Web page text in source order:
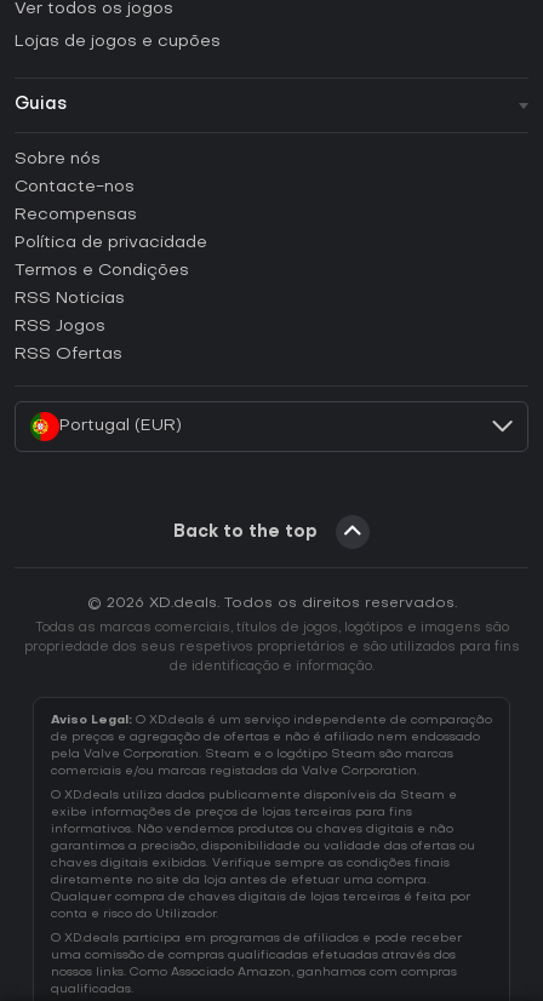
Ver todos os jogos
Lojas de jogos e cupões
Guias
Como ativar uma CD Key Steam?
Como ativar uma CD Key Epic Games?
Como ativar uma CD Key GOG?
Como ativar uma CD Key Ubisoft Connect?
Sobre nós
Contacte-nos
Recompensas
Política de privacidade
Termos e Condições
RSS Noticias
RSS Jogos
RSS Ofertas
Portugal (EUR)
Back to the top
© 2026 XD.deals. Todos os direitos reservados.
Todas as marcas comerciais, títulos de jogos, logótipos e imagens são
propriedade dos seus respetivos proprietários e são utilizados para fins
de identificação e informação.
Aviso Legal: O XD.deals é um serviço independente de comparação
de preços e agregação de ofertas e não é afiliado nem endossado
pela Valve Corporation. Steam e o logótipo Steam são marcas
comerciais e/ou marcas registadas da Valve Corporation.
O XD.deals utiliza dados publicamente disponíveis da Steam e
exibe informações de preços de lojas terceiras para fins
informativos. Não vendemos produtos ou chaves digitais e não
garantimos a precisão, disponibilidade ou validade das ofertas ou
chaves digitais exibidas. Verifique sempre as condições finais
diretamente no site da loja antes de efetuar uma compra.
Qualquer compra de chaves digitais de lojas terceiras é feita por
conta e risco do Utilizador.
O XD.deals participa em programas de afiliados e pode receber
uma comissão de compras qualificadas efetuadas através dos
nossos links. Como Associado Amazon, ganhamos com compras
qualificadas.